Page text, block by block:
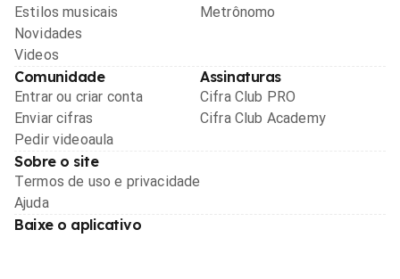
Estilos musicais
Novidades
Videos
Metrônomo
Comunidade
Entrar ou criar conta
Enviar cifras
Pedir videoaula
Assinaturas
Cifra Club PRO
Cifra Club Academy
Sobre o site
Termos de uso e privacidade
Ajuda
Baixe o aplicativo